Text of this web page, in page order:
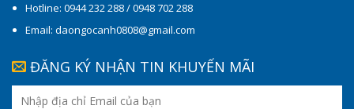
Hotline: 0944 232 288 / 0948 702 288
Email: daongocanh0808@gmail.com
ĐĂNG KÝ NHẬN TIN KHUYẾN MÃI